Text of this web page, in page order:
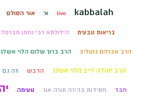
kabbalah
live א' אור הסולם
בריאות טבעית הילולתא רבי נחמן
הרב אברהם גוטליב הרב ברוך שלום הלוי אשלג
הרב יהודה לייב הלוי אשלג הרבש זה גם
חבד חסידות בהירה תורה אור טעימה